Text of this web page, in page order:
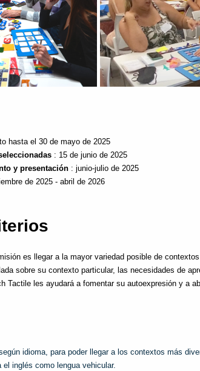
hasta el 30 de mayo de 2025
: 15 de junio de 2025
y presentación : junio-julio de 2025
de 2025 - abril de 2026
es llegar a la mayor variedad posible de
sobre su contexto particular, las necesidades de
Tactile les ayudará a fomentar su autoexpresión y a
idioma, para poder llegar a los contextos más
el inglés como lengua vehicular.